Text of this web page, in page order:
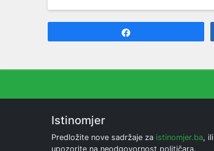
Istinomjer
Predložite nove sadržaje za istinomjer.ba, ili
upozorite na neodgovornost političara.